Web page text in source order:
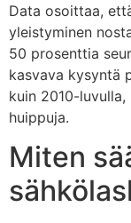
Data osoittaa,
yleistyminen
50 prosenttia
kasvava kysyntä
kuin 2010-
huippuja.
Miten